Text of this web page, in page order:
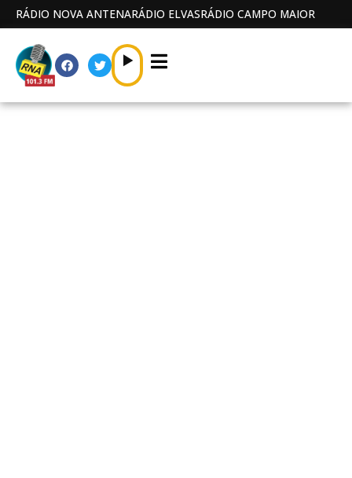
RÁDIO NOVA ANTENARÁDIO ELVASRÁDIO CAMPO MAIOR